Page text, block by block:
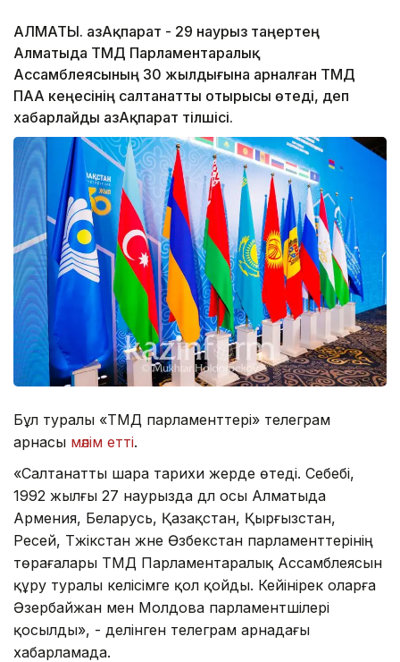
АЛМАТЫ. ҚазАқпарат - 29 наурыз таңертең
Алматыда ТМД Парламентаралық
Ассамблеясының 30 жылдығына арналған ТМД
ПАА кеңесінің салтанатты отырысы өтеді, деп
хабарлайды ҚазАқпарат тілшісі.
Бұл туралы «ТМД парламенттері» телеграм
арнасы мәлім етті.
«Салтанатты шара тарихи жерде өтеді. Себебі,
1992 жылғы 27 наурызда дәл осы Алматыда
Армения, Беларусь, Қазақстан, Қырғызстан,
Ресей, Тәжікстан және Өзбекстан парламенттерінің
төрағалары ТМД Парламентаралық Ассамблеясын
құру туралы келісімге қол қойды. Кейінірек оларға
Әзербайжан мен Молдова парламентшілері
қосылды», - делінген телеграм арнадағы
хабарламада.